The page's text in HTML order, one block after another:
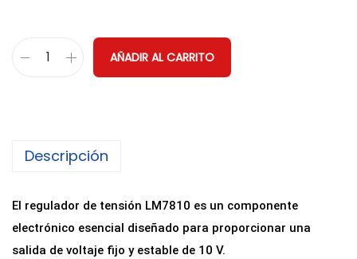
l
d
o
r
AÑADIR AL CARRITO
Descripción
El regulador de tensión LM7810 es un componente
electrónico esencial diseñado para proporcionar una
salida de voltaje fijo y estable de 10 V.